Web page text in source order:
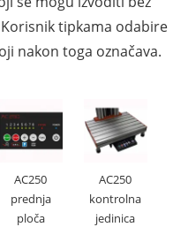
tipkama odabire
nakon toga označava.
AC250
prednja
ploča
AC250
kontrolna
jedinica